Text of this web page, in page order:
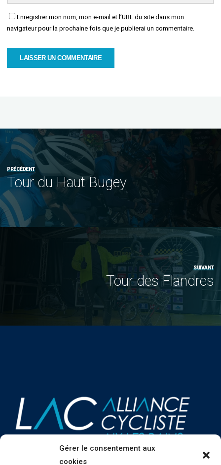
Gérer le consentement aux
cookies
Enregistrer mon nom, mon e-mail et l’URL du site dans mon
navigateur pour la prochaine fois que je publierai un commentaire.
PRÉCÉDENT
Tour du Haut Bugey
SUIVANT
Tour des Flandres